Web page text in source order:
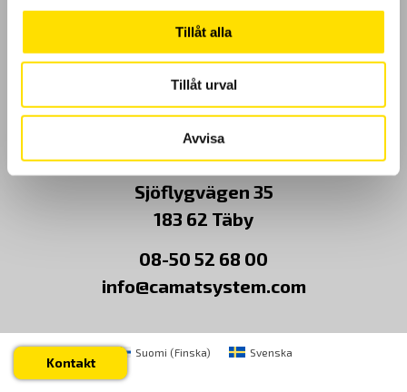
Tillåt alla
Tillåt urval
Avvisa
Kundundersökning
Om Oss
Kontakt
CA Mätsystem AB
Sjöflygvägen 35
183 62 Täby
08-50 52 68 00
info@camatsystem.com
Kontakt
Suomi (Finska) Svenska